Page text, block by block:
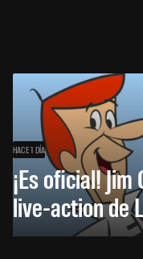
HACE 1 DÍA
¡Es oficial!
live-action de